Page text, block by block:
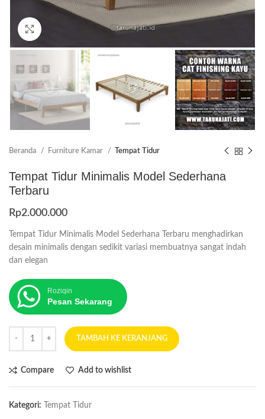
Beranda Furniture Kamar Tempat Tidur
Tempat Tidur Minimalis Model Sederhana
Terbaru
Rp2.000.000
Tempat Tidur Minimalis Model Sederhana Terbaru menghadirkan
desain minimalis dengan sedikit variasi membuatnya sangat indah
dan elegan
Roziqin
Pesan Sekarang
TAMBAH KE KERANJANG
Compare Add to wishlist
Kategori: Tempat Tidur